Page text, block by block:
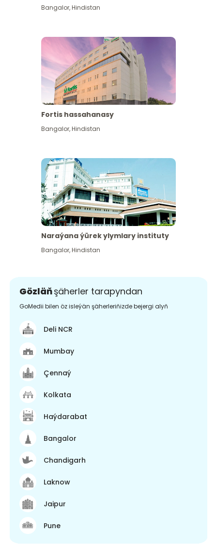
Has giňişleýin gör
Bangalor,Hindistan
Fortis hassahanasy
Bangalor,Hindistan
Naraýana ýürek ylymlary instituty
Bangalor,Hindistan
Gözläňşäherler tarapyndan
GoMedii bilen öz isleýän şäherleriňizde bejergi alyň
Deli NCR
Mumbay
Çennaý
Kolkata
Haýdarabat
Bangalor
Chandigarh
Laknow
Jaipur
Pune